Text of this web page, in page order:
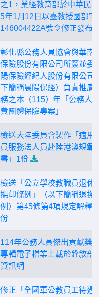
之1，業經教育部於中華民
5年1月12日以臺教授國部字
146004422A號令修正發布
彰化縣公務人員協會與華南
保險股份有限公司所簽並委
陽保險經紀人股份有限公司
下簡稱晨陽保經）負責推廣
務之本（115）年「公務人
費團體保險專案」
檢送大陸委員會製作「適用
員服務法人員赴陸港澳規範
書」1份
檢送「公立學校教職員退休
撫卹條例」（以下簡稱退撫
例）第45條第4項規定解釋
份
114年公務人員傑出貢獻獎
專輯電子檔業上載於銓敘部
資訊網
修正「全國軍公教員工待遇